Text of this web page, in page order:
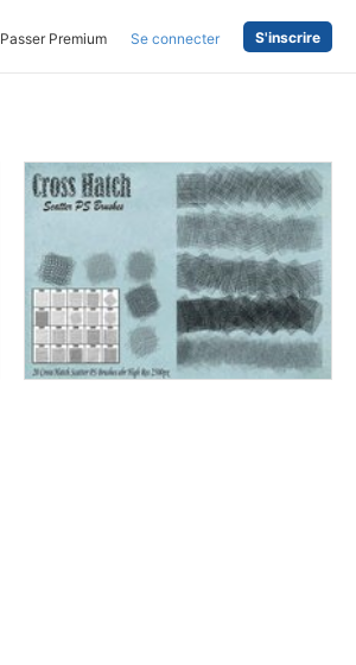
Passer Premium Se connecter S'inscrire